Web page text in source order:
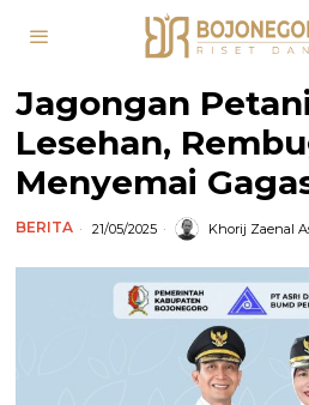
Jagongan
Lesehan,
Menyemai
BERITA 21/05/2025 Khorij Zaenal